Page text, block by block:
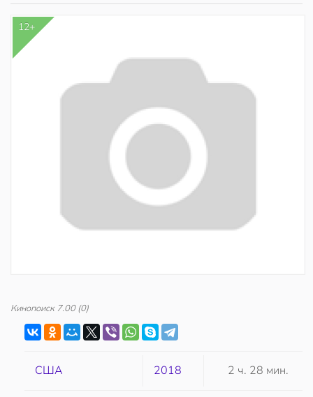
12+
Кинопоиск 7.00(0)
США 2018 2 ч. 28 мин.